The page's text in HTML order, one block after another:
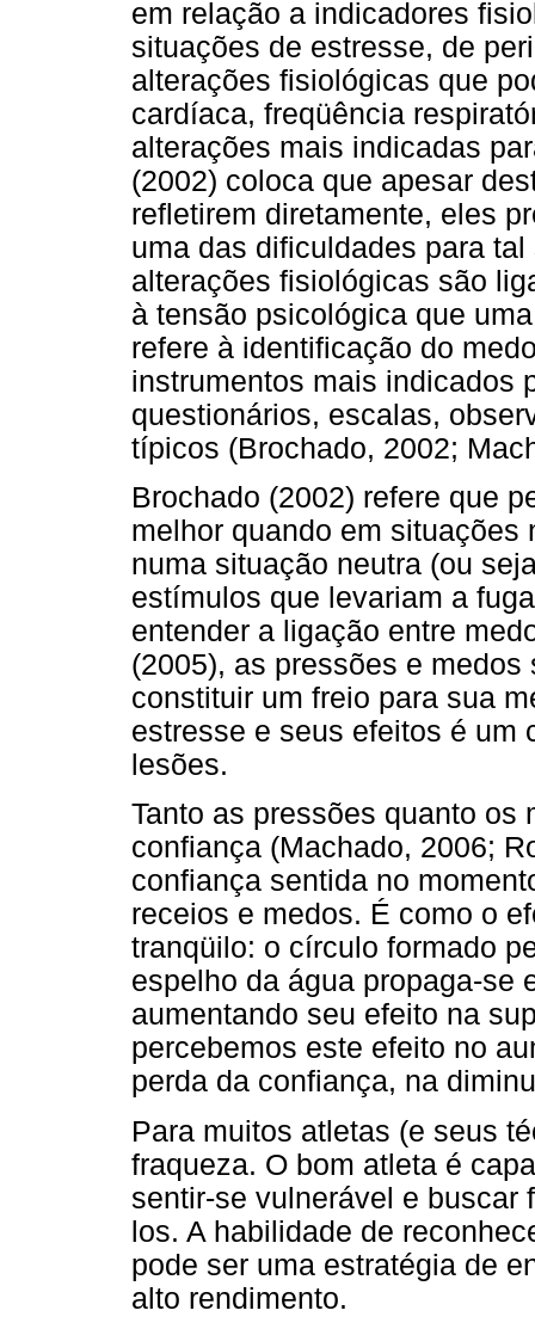
em relação a indicadores
situações de estresse, de
alterações fisiológicas que
cardíaca, freqüência
alterações mais indicadas
(2002) coloca que apesar
refletirem diretamente, eles
uma das dificuldades para
alterações fisiológicas são
à tensão psicológica que
refere à identificação do
instrumentos mais indicados
questionários, escalas,
típicos (Brochado, 2002;
Brochado (2002) refere que
melhor quando em
numa situação neutra (ou
estímulos que levariam a
entender a ligação entre
(2005), as pressões e
constituir um freio para sua
estresse e seus efeitos é um
lesões.
Tanto as pressões quanto os
confiança (Machado, 2006;
confiança sentida no
receios e medos. É como o
tranqüilo: o círculo formado
espelho da água propaga-se
aumentando seu efeito na
percebemos este efeito no
perda da confiança, na
Para muitos atletas (e seus
fraqueza. O bom atleta é
sentir-se vulnerável e buscar
los. A habilidade de
pode ser uma estratégia de
alto rendimento.